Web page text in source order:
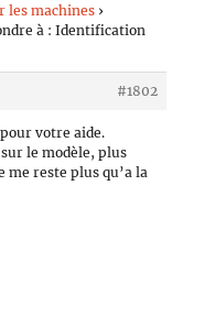
les machines ›
à : Identification
#1802
votre aide.
sur le modèle, plus
me reste plus qu’a la